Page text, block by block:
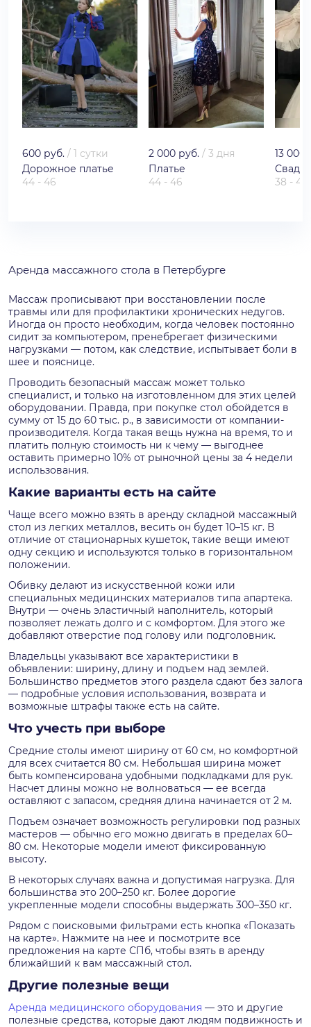
600 руб. / 1 сутки
Дорожное платье
44 - 46
2 000 руб. / 3 дня
Платье
44 - 46
13 000
38 - 40
Аренда массажного стола в Петербурге
Массаж прописывают при восстановлении после
травмы или для профилактики хронических недугов.
Иногда он просто необходим, когда человек постоянно
сидит за компьютером, пренебрегает физическими
нагрузками — потом, как следствие, испытывает боли в
шее и пояснице.
Проводить безопасный массаж может только
специалист, и только на изготовленном для этих целей
оборудовании. Правда, при покупке стол обойдется в
сумму от 15 до 60 тыс. р., в зависимости от компании-
производителя. Когда такая вещь нужна на время, то и
платить полную стоимость ни к чему — выгоднее
оставить примерно 10% от рыночной цены за 4 недели
использования.
Какие варианты есть на сайте
Чаще всего можно взять в аренду складной массажный
стол из легких металлов, весить он будет 10–15 кг. В
отличие от стационарных кушеток, такие вещи имеют
одну секцию и используются только в горизонтальном
положении.
Обивку делают из искусственной кожи или
специальных медицинских материалов типа апартека.
Внутри — очень эластичный наполнитель, который
позволяет лежать долго и с комфортом. Для этого же
добавляют отверстие под голову или подголовник.
Владельцы указывают все характеристики в
объявлении: ширину, длину и подъем над землей.
Большинство предметов этого раздела сдают без залога
— подробные условия использования, возврата и
возможные штрафы также есть на сайте.
Что учесть при выборе
Средние столы имеют ширину от 60 см, но комфортной
для всех считается 80 см. Небольшая ширина может
быть компенсирована удобными подкладками для рук.
Насчет длины можно не волноваться — ее всегда
оставляют с запасом, средняя длина начинается от 2 м.
Подъем означает возможность регулировки под разных
мастеров — обычно его можно двигать в пределах 60–
80 см. Некоторые модели имеют фиксированную
высоту.
В некоторых случаях важна и допустимая нагрузка. Для
большинства это 200–250 кг. Более дорогие
укрепленные модели способны выдержать 300–350 кг.
Рядом с поисковыми фильтрами есть кнопка «Показать
на карте». Нажмите на нее и посмотрите все
предложения на карте СПб, чтобы взять в аренду
ближайший к вам массажный стол.
Другие полезные вещи
Аренда медицинского оборудования — это и другие
полезные средства, которые дают людям подвижность и